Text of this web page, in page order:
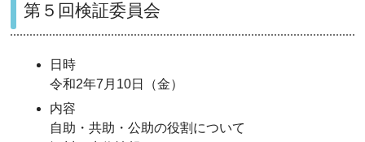
第５回検証委員会
日時
令和2年7月10日（金）
内容
自助・共助・公助の役割について